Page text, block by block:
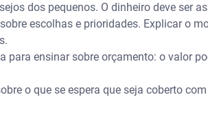
dos pequenos. O dinheiro deve ser
escolhas e prioridades. Explicar o
para ensinar sobre orçamento: o valor
o que se espera que seja coberto